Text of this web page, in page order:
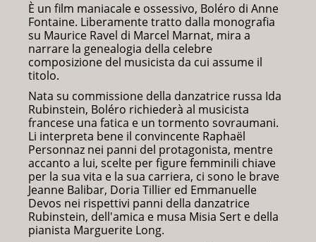
È un film maniacale e ossessivo, Boléro di Anne
Fontaine. Liberamente tratto dalla monografia
su Maurice Ravel di Marcel Marnat, mira a
narrare la genealogia della celebre
composizione del musicista da cui assume il
titolo.
Nata su commissione della danzatrice russa Ida
Rubinstein, Boléro richiederà al musicista
francese una fatica e un tormento sovraumani.
Li interpreta bene il convincente Raphaël
Personnaz nei panni del protagonista, mentre
accanto a lui, scelte per figure femminili chiave
per la sua vita e la sua carriera, ci sono le brave
Jeanne Balibar, Doria Tillier ed Emmanuelle
Devos nei rispettivi panni della danzatrice
Rubinstein, dell'amica e musa Misia Sert e della
pianista Marguerite Long.